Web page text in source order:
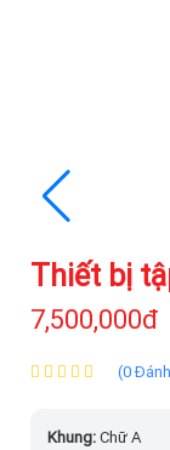
Thiết bị
7,500,000đ
(0
Khung:Chữ A